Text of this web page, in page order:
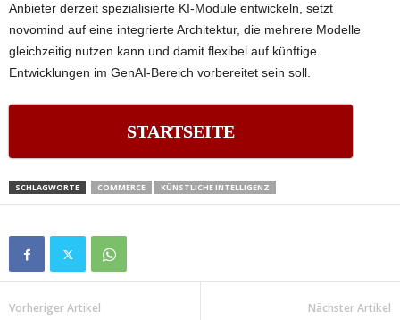
Anbieter derzeit spezialisierte KI-Module entwickeln, setzt
novomind auf eine integrierte Architektur, die mehrere Modelle
gleichzeitig nutzen kann und damit flexibel auf künftige
Entwicklungen im GenAI-Bereich vorbereitet sein soll.
STARTSEITE
SCHLAGWORTE COMMERCE KÜNSTLICHE INTELLIGENZ
Vorheriger Artikel Nächster Artikel